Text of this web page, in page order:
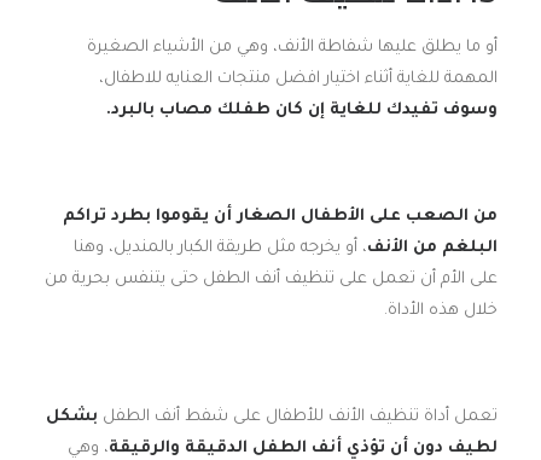
أو ما يطلق عليها شفاطة الأنف، وهي من الأشياء الصغيرة
المهمة للغاية أثناء اختيار افضل منتجات العنايه للاطفال،
وسوف تفيدك للغاية إن كان طفلك مصاب بالبرد.
من الصعب على الأطفال الصغار أن يقوموا بطرد تراكم
البلغم من الأنف، أو يخرجه مثل طريقة الكبار بالمنديل، وهنا
على الأم أن تعمل على تنظيف أنف الطفل حتى يتنفس بحرية من
خلال هذه الأداة.
تعمل أداة تنظيف الأنف للأطفال على شفط أنف الطفل بشكل
لطيف دون أن تؤذي أنف الطفل الدقيقة والرقيقة، وهي